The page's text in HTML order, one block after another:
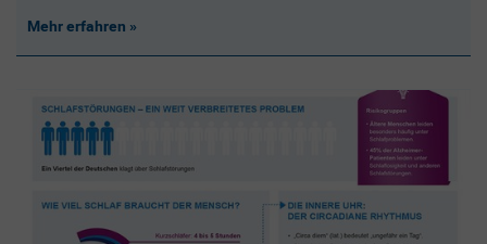
Mehr erfahren